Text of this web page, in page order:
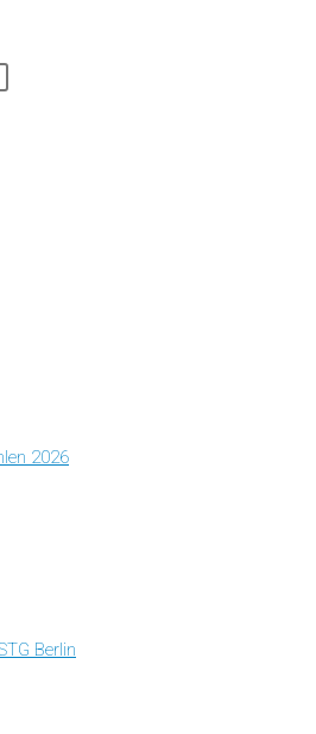
2026
Berlin